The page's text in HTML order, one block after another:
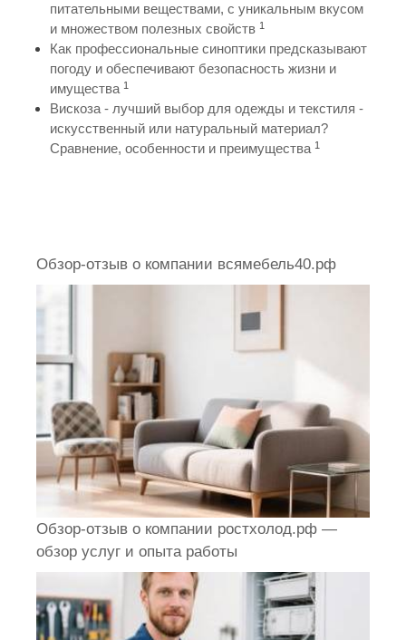
питательными веществами, с уникальным вкусом
и множеством полезных свойств 1
Как профессиональные синоптики предсказывают
погоду и обеспечивают безопасность жизни и
имущества 1
Вискоза - лучший выбор для одежды и текстиля -
искусственный или натуральный материал?
Сравнение, особенности и преимущества 1
Обзор-отзыв о компании всямебель40.рф
Обзор-отзыв о компании ростхолод.рф —
обзор услуг и опыта работы